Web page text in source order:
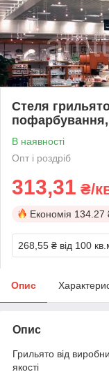
Стеля
В наявності
Опт і роздріб
313,31 ₴/
Економія 134.27
268,55 ₴ від 100
Опис
Опис
Грильято від
якості